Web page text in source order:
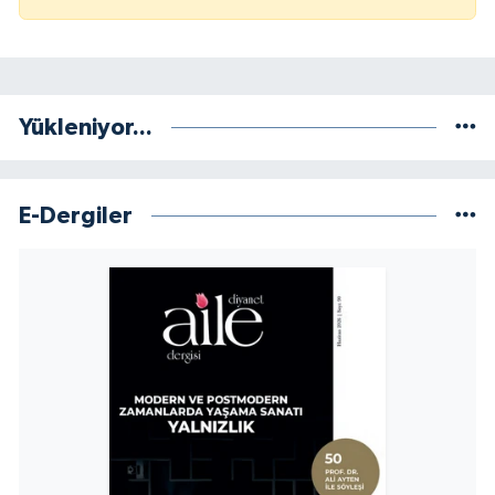
Yükleniyor...
E-Dergiler
Kütahya Müftülüğü
Manisa Müftülüğü
Mardin Müftülüğü